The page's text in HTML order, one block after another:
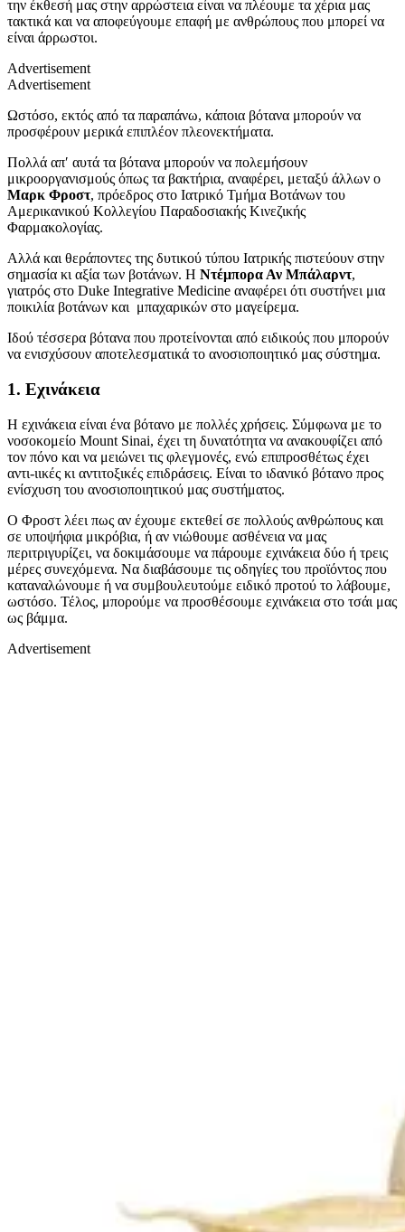
την έκθεσή μας στην αρρώστεια είναι να πλέουμε τα χέρια μας
τακτικά και να αποφεύγουμε επαφή με ανθρώπους που μπορεί να
είναι άρρωστοι.
Advertisement
Advertisement
Ωστόσο, εκτός από τα παραπάνω, κάποια βότανα μπορούν να
προσφέρουν μερικά επιπλέον πλεονεκτήματα.
Πολλά απ′ αυτά τα βότανα μπορούν να πολεμήσουν
μικροοργανισμούς όπως τα βακτήρια, αναφέρει, μεταξύ άλλων ο
Μαρκ Φροστ, πρόεδρος στο Ιατρικό Τμήμα Βοτάνων του
Αμερικανικού Κολλεγίου Παραδοσιακής Κινεζικής
Φαρμακολογίας.
Αλλά και θεράποντες της δυτικού τύπου Ιατρικής πιστεύουν στην
σημασία κι αξία των βοτάνων. Η Ντέμπορα Αν Μπάλαρντ,
γιατρός στο Duke Integrative Medicine αναφέρει ότι συστήνει μια
ποικιλία βοτάνων και μπαχαρικών στο μαγείρεμα.
Ιδού τέσσερα βότανα που προτείνονται από ειδικούς που μπορούν
να ενισχύσουν αποτελεσματικά το ανοσιοποιητικό μας σύστημα.
1. Εχινάκεια
Η εχινάκεια είναι ένα βότανο με πολλές χρήσεις. Σύμφωνα με το
νοσοκομείο Mount Sinai, έχει τη δυνατότητα να ανακουφίζει από
τον πόνο και να μειώνει τις φλεγμονές, ενώ επιπροσθέτως έχει
αντι-ιικές κι αντιτοξικές επιδράσεις. Είναι το ιδανικό βότανο προς
ενίσχυση του ανοσιοποιητικού μας συστήματος.
Ο Φροστ λέει πως αν έχουμε εκτεθεί σε πολλούς ανθρώπους και
σε υποψήφια μικρόβια, ή αν νιώθουμε ασθένεια να μας
περιτριγυρίζει, να δοκιμάσουμε να πάρουμε εχινάκεια δύο ή τρεις
μέρες συνεχόμενα. Να διαβάσουμε τις οδηγίες του προϊόντος που
καταναλώνουμε ή να συμβουλευτούμε ειδικό προτού το λάβουμε,
ωστόσο. Τέλος, μπορούμε να προσθέσουμε εχινάκεια στο τσάι μας
ως βάμμα.
Advertisement